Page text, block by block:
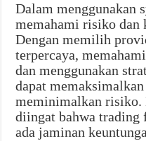
Dalam menggunakan
memahami risiko dan
Dengan memilih
terpercaya,
dan menggunakan
dapat
meminimalkan risiko.
diingat bahwa trading
ada jaminan